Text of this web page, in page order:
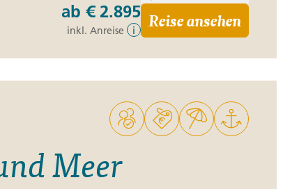
ab € 2.895
inkl. Anreise i Reise ansehen
Meer